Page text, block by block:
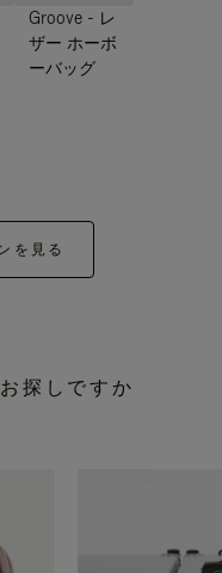
Groove - レ
ザー ホーボ
ーバッグ
を見る
探しですか